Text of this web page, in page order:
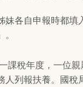
妹各自申報時都填
。
課稅年度，一位親
人列報扶養。國稅